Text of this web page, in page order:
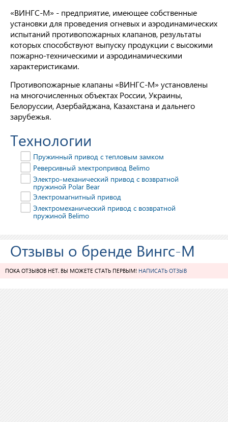
«ВИНГС-М» - предприятие, имеющее собственные
установки для проведения огневых и аэродинамических
испытаний противопожарных клапанов, результаты
которых способствуют выпуску продукции с высокими
пожарно-техническими и аэродинамическими
характеристиками.
Противопожарные клапаны «ВИНГС-М» установлены
на многочисленных объектах России, Украины,
Белоруссии, Азербайджана, Казахстана и дальнего
зарубежья.
Технологии
Пружинный привод с тепловым замком
Реверсивный электропривод Belimo
Электро-механический привод с возвратной
пружиной Polar Bear
Электромагнитный привод
Электромеханический привод с возвратной
пружиной Belimo
Отзывы о бренде Вингс-М
ПОКА ОТЗЫВОВ НЕТ. ВЫ МОЖЕТЕ СТАТЬ ПЕРВЫМ! НАПИСАТЬ ОТЗЫВ